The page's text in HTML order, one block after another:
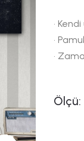
•
•
•
Ölçü: